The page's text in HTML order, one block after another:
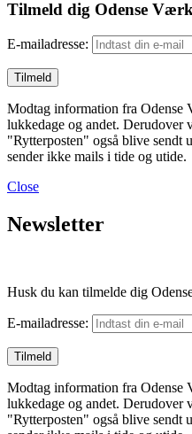
Tilmeld dig Odense
E-mailadresse:
Modtag information fra Odense
lukkedage og andet. Derudover
"Rytterposten" også blive sendt
sender ikke mails i tide og utide.
Close
Newsletter
Husk du kan tilmelde dig
E-mailadresse:
Modtag information fra Odense
lukkedage og andet. Derudover
"Rytterposten" også blive sendt